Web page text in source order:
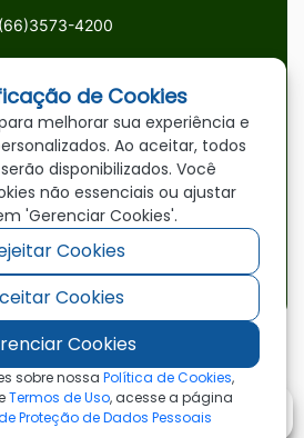
(66)3573-4200
Localização
Paranatinga/MT, 78870-000
Sociais
Acessar
a
Rede
Social
Acessar
a
Rede
Social
de Paranatinga - MT
direitos reservados
de Cookies
melhorar sua experiência e
Ao aceitar, todos
disponibilizados. Você
não essenciais ou ajustar
'Gerenciar Cookies'.
Cookies
Cookies
Cookies
sobre nossa Política de Cookies,
Termos de Uso, acesse a página
Proteção de Dados Pessoais